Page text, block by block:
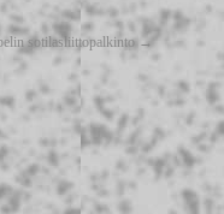
sotilasliittopalkinto →